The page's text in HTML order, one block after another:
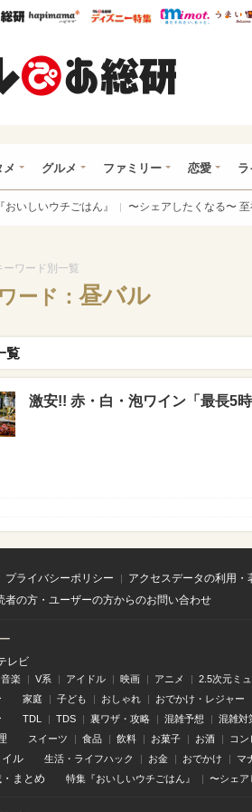
ウレぴあ総研ハピママ* ウレぴあ総研
メ グルメ ファミリー 恋愛
おいしいウチごはん』 〜シェアしたくなる〜
ーワード別一覧
ード： 昼バル
覧
激安!! 赤・白・泡ワイン「最長5
プライバシーポリシー アクセスデータの利用・
者の方・ユーザーの方からのお問い合わせ
レビ
音楽 V系 アイドル 映画 アニメ 2.5次元ミ
家庭 子ども おしゃれ おでかけ・レジャー
TDL TDS 裏ワザ・攻略 混雑予想 混雑対
スイーツ 食品 飲料 お菓子 お酒 コン
ル 生活・ライフハック お金 おでかけ マ
・ まとめ 特集『おいしいウチごはん』 〜シェ